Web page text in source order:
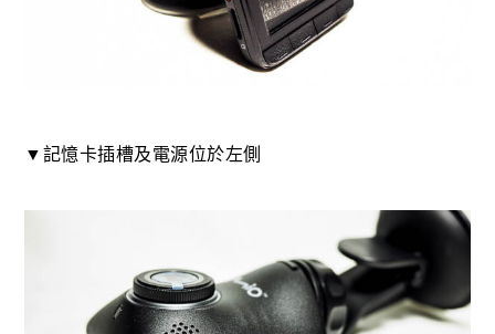
▼記憶卡插槽及電源位於左側